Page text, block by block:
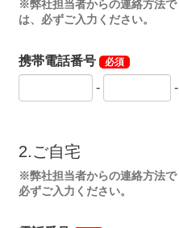
※弊社担当者からの連絡方法
は、必ずご入力ください。
携帯電話番号 必須
- -
2.ご自宅
※弊社担当者からの連絡方法で
必ずご入力ください。